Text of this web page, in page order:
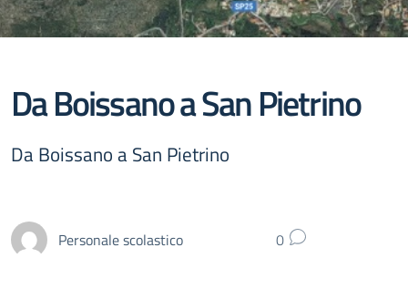
Da Boissano a San Pietrino
Da Boissano a San Pietrino
Personale scolastico 0